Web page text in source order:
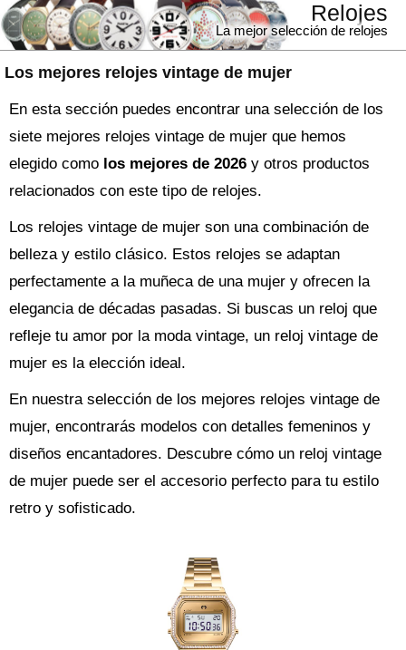
Los mejores relojes vintage de mujer
Relojes
La mejor selección de relojes
En esta sección puedes encontrar una selección de los
siete mejores relojes vintage de mujer que hemos
elegido como los mejores de 2026 y otros productos
relacionados con este tipo de relojes.
Los relojes vintage de mujer son una combinación de
belleza y estilo clásico. Estos relojes se adaptan
perfectamente a la muñeca de una mujer y ofrecen la
elegancia de décadas pasadas. Si buscas un reloj que
refleje tu amor por la moda vintage, un reloj vintage de
mujer es la elección ideal.
En nuestra selección de los mejores relojes vintage de
mujer, encontrarás modelos con detalles femeninos y
diseños encantadores. Descubre cómo un reloj vintage
de mujer puede ser el accesorio perfecto para tu estilo
retro y sofisticado.